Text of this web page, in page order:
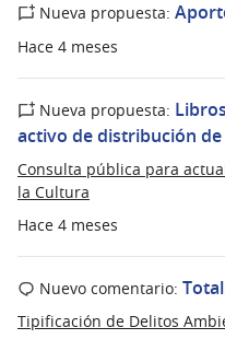
Hace 4 meses
Nueva propuesta:
Hace 4 meses
Nueva propuesta:
activo de distribución
Consulta pública para
la Cultura
Nuevo comentario:
Tipificación de Delitos